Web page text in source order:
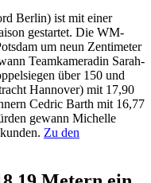
Berlin) ist mit einer
gestartet. Die WM-
um neun Zentimeter
Teamkameradin Sarah-
über 150 und
Hannover) mit 17,90
Cedric Barth mit 16,77
gewann Michelle
Zu den